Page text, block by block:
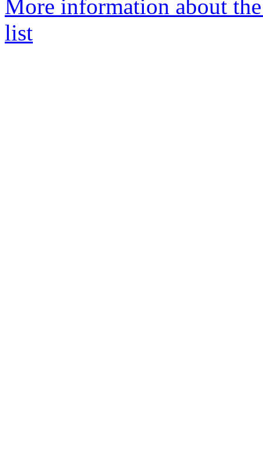
More information about
list